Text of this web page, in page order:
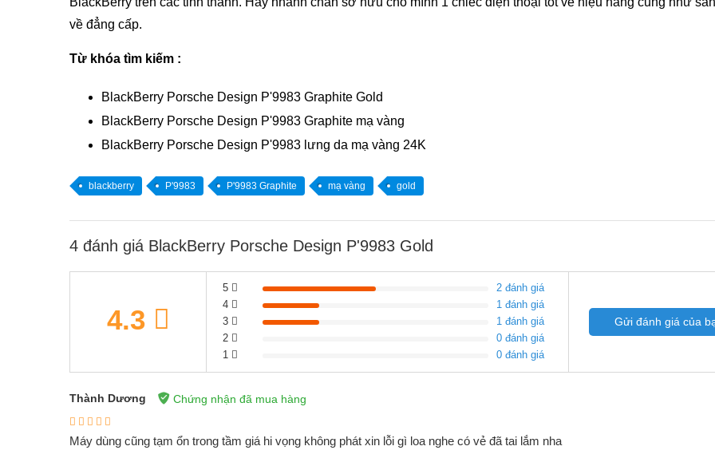
về đẳng cấp.
Từ khóa tìm kiếm :
BlackBerry Porsche Design P'9983 Graphite Gold
BlackBerry Porsche Design P'9983 Graphite mạ vàng
BlackBerry Porsche Design P'9983 lưng da mạ vàng 24K
blackberry P'9983 P'9983 Graphite mạ vàng gold
4 đánh giá BlackBerry Porsche Design P'9983 Gold
4.3
5
2 đánh giá
4
1 đánh giá
3
1 đánh giá
2
0 đánh giá
1
0 đánh giá
Gửi đánh giá của
Thành Dương Chứng nhận đã mua hàng
Máy dùng cũng tạm ổn trong tầm giá hi vọng không phát xin lỗi gì loa nghe có vẻ đã tai lắm nha